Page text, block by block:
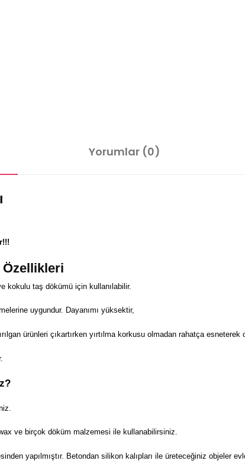
Yorumlar (0)
Özellikleri
kokulu taş dökümü için kullanılabilir.
uygundur. Dayanımı yüksektir,
ürünleri çıkartırken yırtılma korkusu olmadan rahatça esneterek
ve birçok döküm malzemesi ile kullanabilirsiniz.
yapılmıştır. Betondan silikon kalıpları ile üreteceğiniz objeler